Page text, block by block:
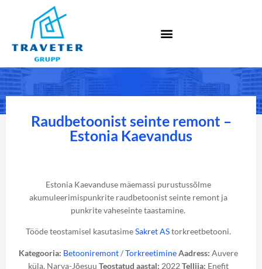
Raudbetoonist seinte remont –
Estonia Kaevandus
Estonia Kaevanduse mäemassi purustussõlme
akumuleerimispunkrite raudbetoonist seinte remont ja
punkrite vaheseinte taastamine.
Tööde teostamisel kasutasimeSakret AStorkreetbetooni.
Kategooria: Betooniremont/Torkreetimine Aadress: Auvere
küla, Narva-Jõesuu Teostatud aastal: 2022 Tellija: Enefit